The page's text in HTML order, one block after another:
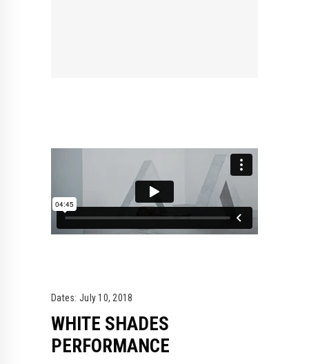
Dates: July 10, 2018
WHITE SHADES
PERFORMANCE